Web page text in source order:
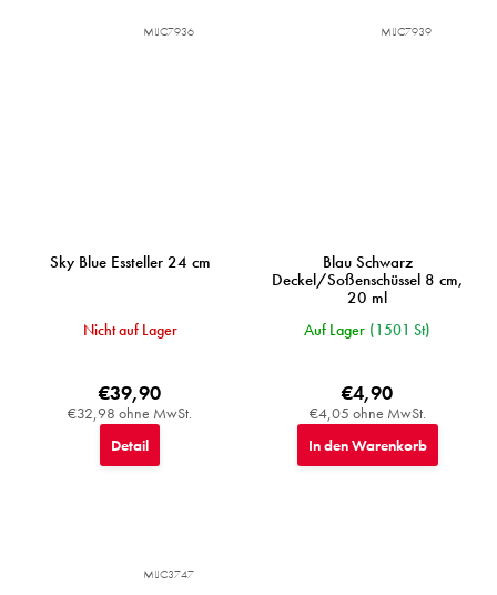
Sky Blue Essteller 24 cm
Nicht auf Lager
€32,98 ohne MwSt.
€39,90
Detail
MIJC7936
Blau Schwarz
Deckel/Soßenschüssel 8 cm,
20 ml
Auf Lager (1501 St)
€4,05 ohne MwSt.
€4,90
In den Warenkorb
MIJC7939
MIJC3747